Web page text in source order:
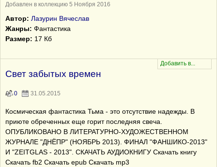
Добавлен в коллекцию 5 Ноября 2016
Автор: Лазурин Вячеслав
Жанры: Фантастика
Размер: 17 Кб
Свет забытых времен
0 31.05.2015
Космическая фантастика Тьма - это отсутствие надежды. В
приюте обреченных еще горит последняя свеча.
ОПУБЛИКОВАНО В ЛИТЕРАТУРНО-ХУДОЖЕСТВЕННОМ
ЖУРНАЛЕ "ДНЁПР" (НОЯБРЬ 2013). ФИНАЛ "ФАНШИКО-2013"
И "ZEITGLAS - 2013". СКАЧАТЬ АУДИОКНИГУ Скачать книгу
Скачать fb2 Скачать epub Скачать mp3